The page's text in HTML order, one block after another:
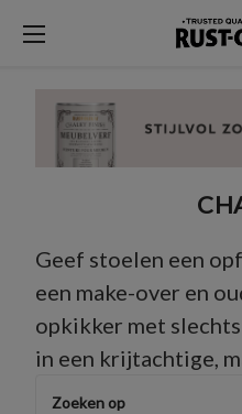
Geef stoelen een
een make-over en
opkikker met
in een krijtachtige,
Zoeken op